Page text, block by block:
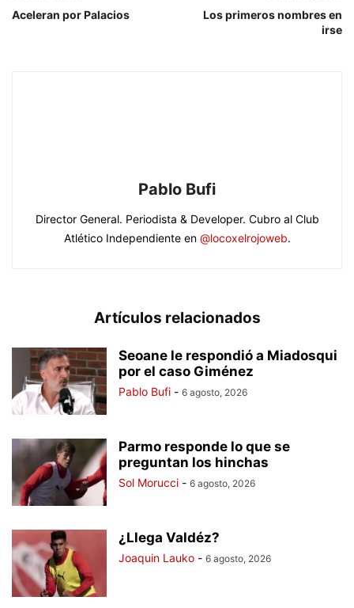
Aceleran por Palacios
Los primeros nombres en
irse
Pablo Bufi
Director General. Periodista & Developer. Cubro al Club
Atlético Independiente en @locoxelrojoweb.
Artículos relacionados
Seoane le respondió a Miadosqui
por el caso Giménez
Pablo Bufi - 6 agosto, 2026
Parmo responde lo que se
preguntan los hinchas
Sol Morucci - 6 agosto, 2026
¿Llega Valdéz?
Joaquin Lauko - 6 agosto, 2026